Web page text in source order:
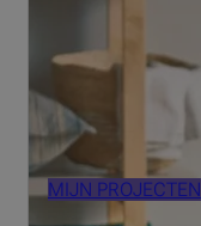
MIJN PROJECTEN